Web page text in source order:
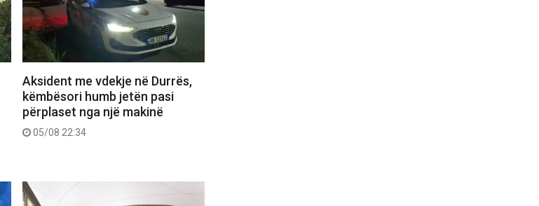
Aksident me vdekje në Durrës,
këmbësori humb jetën pasi
përplaset nga një makinë
05/08 22:34